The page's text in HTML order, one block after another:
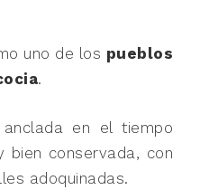
uno de los pueblos
.
en el tiempo
bien conservada, con
adoquinadas.